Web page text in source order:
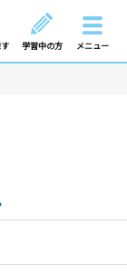
学習中の方 メニュー